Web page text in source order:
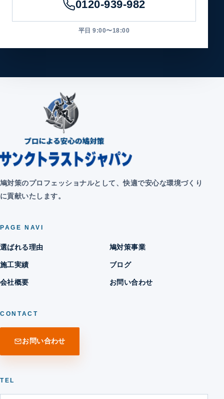
0120-939-982
平日 9:00〜18:00
鳩対策のプロフェッショナルとして、快適で安心な環境づくり
に貢献いたします。
PAGE NAVI
選ばれる理由 鳩対策事業
施工実績 ブログ
会社概要 お問い合わせ
CONTACT
お問い合わせ
TEL